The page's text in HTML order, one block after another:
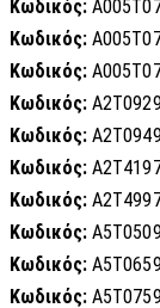
Κωδικός:
Κωδικός:
Κωδικός:
Κωδικός:
Κωδικός:
Κωδικός:
Κωδικός:
Κωδικός:
Κωδικός:
Κωδικός: